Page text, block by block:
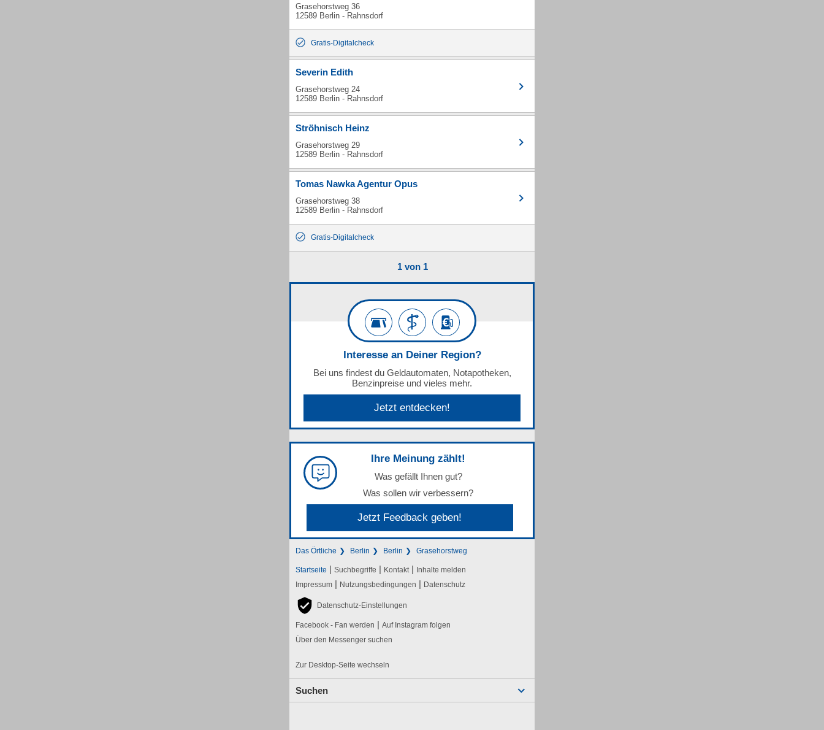
Grasehorstweg 36
12589 Berlin - Rahnsdorf
Gratis-Digitalcheck
Severin Edith
Grasehorstweg 24
12589 Berlin - Rahnsdorf
Ströhnisch Heinz
Grasehorstweg 29
12589 Berlin - Rahnsdorf
Tomas Nawka Agentur Opus
Grasehorstweg 38
12589 Berlin - Rahnsdorf
Gratis-Digitalcheck
1 von 1
Interesse an Deiner Region?
Bei uns findest du Geldautomaten, Notapotheken,
Benzinpreise und vieles mehr.
Jetzt entdecken!
Ihre Meinung zählt!
Was gefällt Ihnen gut?
Was sollen wir verbessern?
Jetzt Feedback geben!
Das Örtliche Berlin Berlin Grasehorstweg
Startseite | Suchbegriffe | Kontakt | Inhalte melden
Impressum | Nutzungsbedingungen | Datenschutz
Datenschutz-Einstellungen
Facebook - Fan werden | Auf Instagram folgen
Über den Messenger suchen
Zur Desktop-Seite wechseln
Suchen